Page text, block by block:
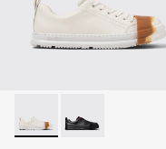
Junction Runner -
Junction